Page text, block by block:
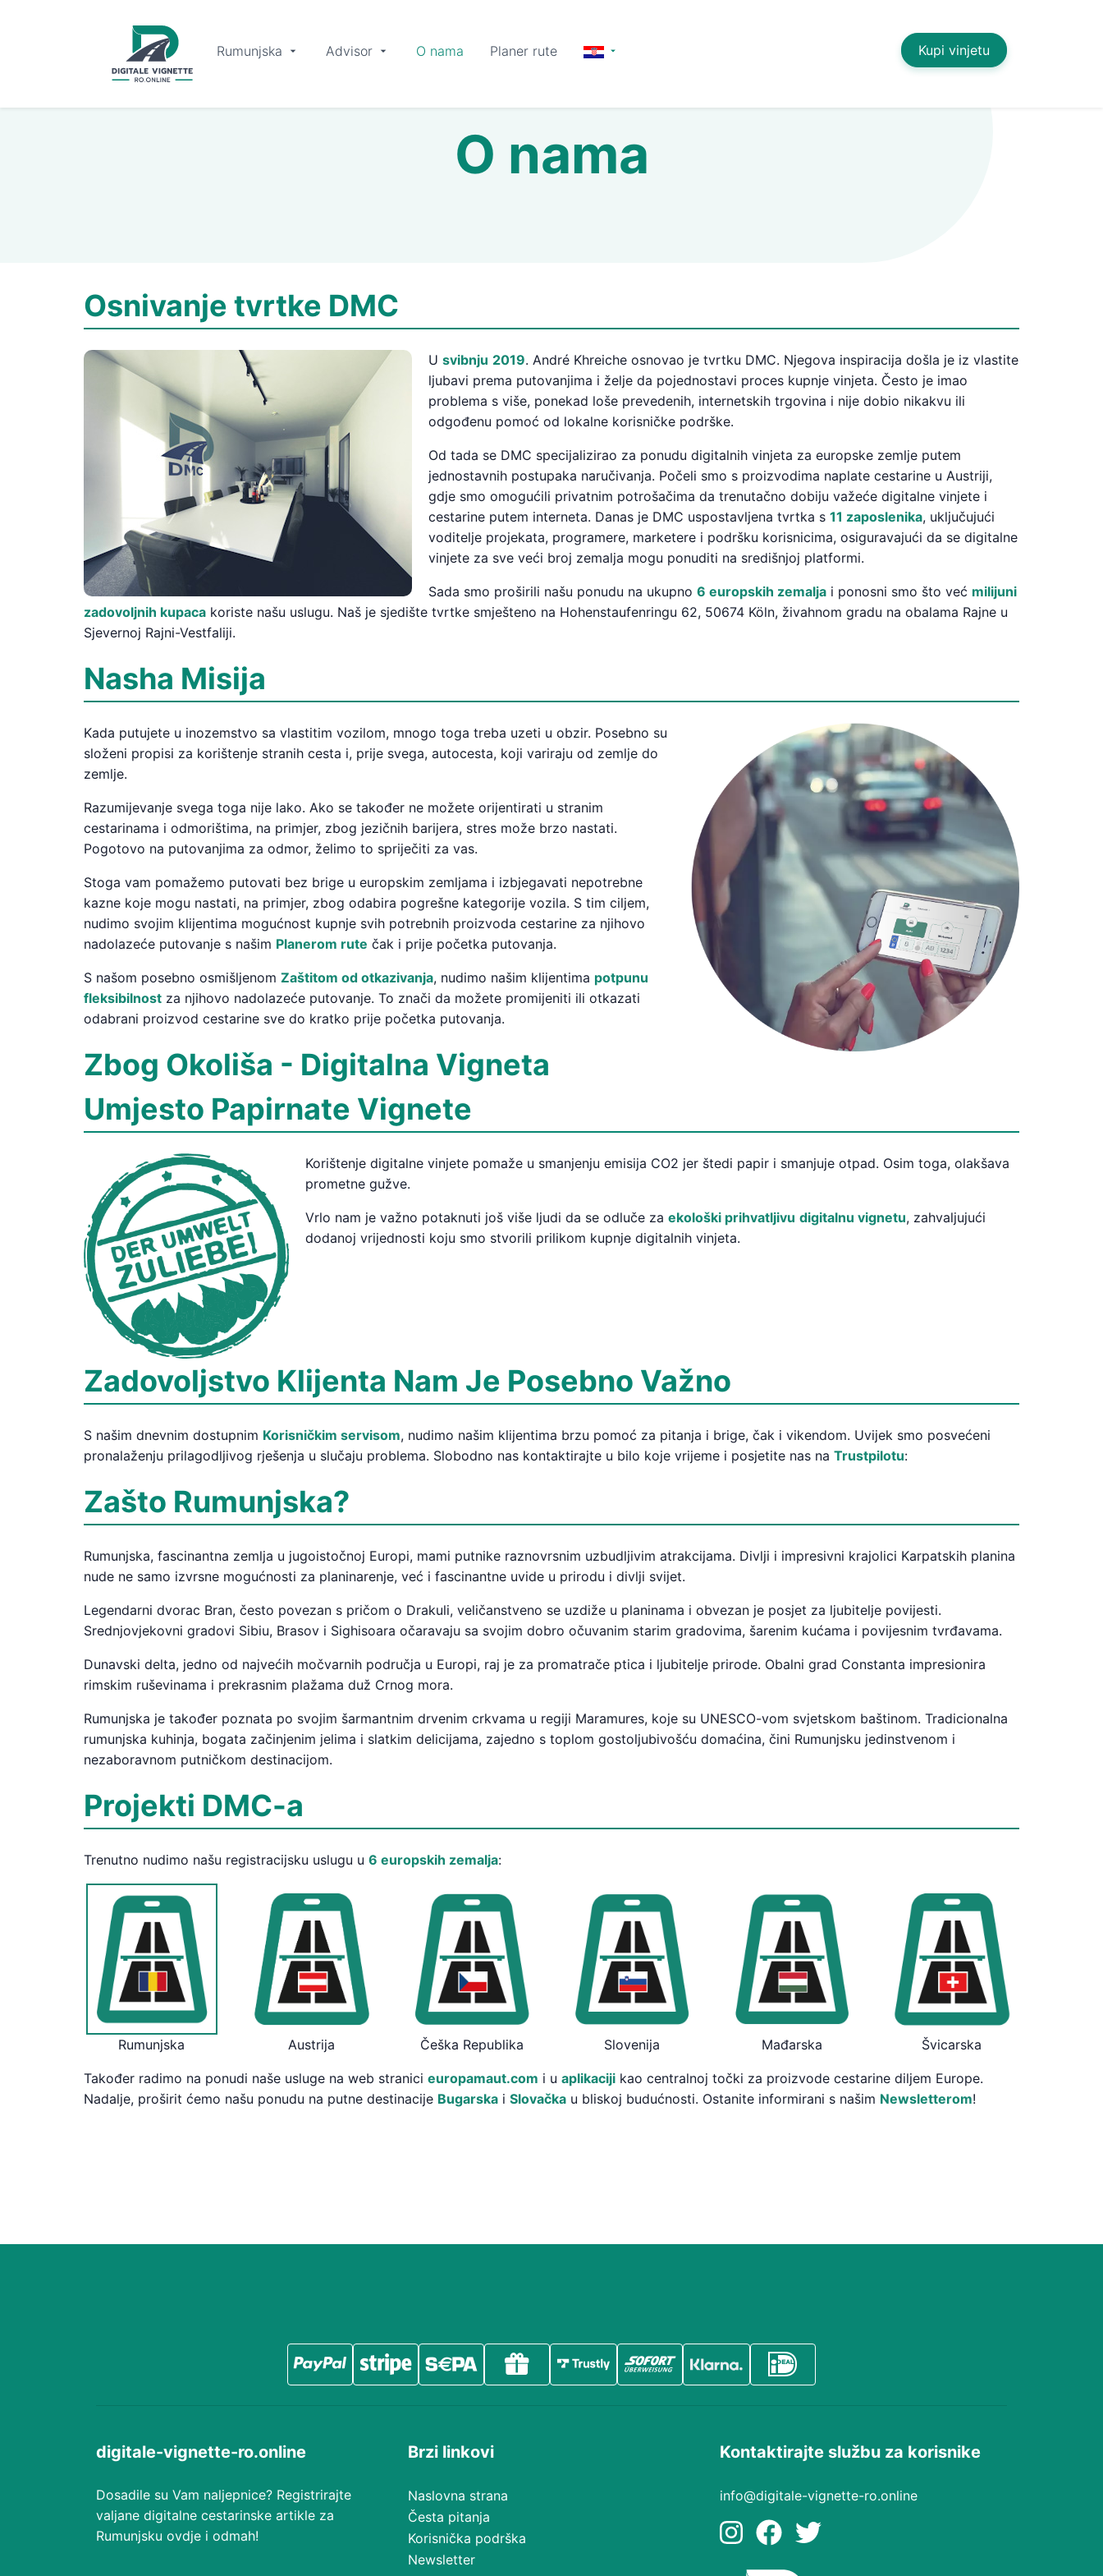
Rumunjska Kupi vinjetu
Advisor O nama Planer rute
O nama
Osnivanje tvrtke DMC
U svibnju 2019. André Khreiche osnovao je tvrtku DMC. Njegova inspiracija došla je iz vlastite
ljubavi prema putovanjima i želje da pojednostavi proces kupnje vinjeta. Često je imao
problema s više, ponekad loše prevedenih, internetskih trgovina i nije dobio nikakvu ili
odgođenu pomoć od lokalne korisničke podrške.
Od tada se DMC specijalizirao za ponudu digitalnih vinjeta za europske zemlje putem
jednostavnih postupaka naručivanja. Počeli smo s proizvodima naplate cestarine u Austriji,
gdje smo omogućili privatnim potrošačima da trenutačno dobiju važeće digitalne vinjete i
cestarine putem interneta. Danas je DMC uspostavljena tvrtka s 11 zaposlenika, uključujući
voditelje projekata, programere, marketere i podršku korisnicima, osiguravajući da se digitalne
vinjete za sve veći broj zemalja mogu ponuditi na središnjoj platformi.
Sada smo proširili našu ponudu na ukupno 6 europskih zemalja i ponosni smo što već milijuni
zadovoljnih kupaca koriste našu uslugu. Naš je sjedište tvrtke smješteno na Hohenstaufenringu 62, 50674 Köln, živahnom gradu na obalama Rajne u
Sjevernoj Rajni-Vestfaliji.
Nasha Misija
Kada putujete u inozemstvo sa vlastitim vozilom, mnogo toga treba uzeti u obzir. Posebno su
složeni propisi za korištenje stranih cesta i, prije svega, autocesta, koji variraju od zemlje do
zemlje.
Razumijevanje svega toga nije lako. Ako se također ne možete orijentirati u stranim
cestarinama i odmorištima, na primjer, zbog jezičnih barijera, stres može brzo nastati.
Pogotovo na putovanjima za odmor, želimo to spriječiti za vas.
Stoga vam pomažemo putovati bez brige u europskim zemljama i izbjegavati nepotrebne
kazne koje mogu nastati, na primjer, zbog odabira pogrešne kategorije vozila. S tim ciljem,
nudimo svojim klijentima mogućnost kupnje svih potrebnih proizvoda cestarine za njihovo
nadolazeće putovanje s našim Planerom rute čak i prije početka putovanja.
S našom posebno osmišljenom Zaštitom od otkazivanja, nudimo našim klijentima potpunu
fleksibilnost za njihovo nadolazeće putovanje. To znači da možete promijeniti ili otkazati
odabrani proizvod cestarine sve do kratko prije početka putovanja.
Zbog Okoliša - Digitalna Vigneta
Umjesto Papirnate Vignete
Korištenje digitalne vinjete pomaže u smanjenju emisija CO2 jer štedi papir i smanjuje otpad. Osim toga, olakšava
prometne gužve.
Vrlo nam je važno potaknuti još više ljudi da se odluče za ekološki prihvatljivu digitalnu vignetu, zahvaljujući
dodanoj vrijednosti koju smo stvorili prilikom kupnje digitalnih vinjeta.
Zadovoljstvo Klijenta Nam Je Posebno Važno
S našim dnevnim dostupnim Korisničkim servisom, nudimo našim klijentima brzu pomoć za pitanja i brige, čak i vikendom. Uvijek smo posvećeni
pronalaženju prilagodljivog rješenja u slučaju problema. Slobodno nas kontaktirajte u bilo koje vrijeme i posjetite nas na Trustpilotu:
Zašto Rumunjska?
Rumunjska, fascinantna zemlja u jugoistočnoj Europi, mami putnike raznovrsnim uzbudljivim atrakcijama. Divlji i impresivni krajolici Karpatskih planina
nude ne samo izvrsne mogućnosti za planinarenje, već i fascinantne uvide u prirodu i divlji svijet.
Legendarni dvorac Bran, često povezan s pričom o Drakuli, veličanstveno se uzdiže u planinama i obvezan je posjet za ljubitelje povijesti.
Srednjovjekovni gradovi Sibiu, Brasov i Sighisoara očaravaju sa svojim dobro očuvanim starim gradovima, šarenim kućama i povijesnim tvrđavama.
Dunavski delta, jedno od najvećih močvarnih područja u Europi, raj je za promatrače ptica i ljubitelje prirode. Obalni grad Constanta impresionira
rimskim ruševinama i prekrasnim plažama duž Crnog mora.
Rumunjska je također poznata po svojim šarmantnim drvenim crkvama u regiji Maramures, koje su UNESCO-vom svjetskom baštinom. Tradicionalna
rumunjska kuhinja, bogata začinjenim jelima i slatkim delicijama, zajedno s toplom gostoljubivošću domaćina, čini Rumunjsku jedinstvenom i
nezaboravnom putničkom destinacijom.
Projekti DMC-a
Trenutno nudimo našu registracijsku uslugu u 6 europskih zemalja:
Rumunjska Austrija Češka Republika Slovenija Mađarska Švicarska
Također radimo na ponudi naše usluge na web stranici europamaut.com i u aplikaciji kao centralnoj točki za proizvode cestarine diljem Europe.
Nadalje, proširit ćemo našu ponudu na putne destinacije Bugarska i Slovačka u bliskoj budućnosti. Ostanite informirani s našim Newsletterom!
digitale-vignette-ro.online
Dosadile su Vam naljepnice? Registrirajte
valjane digitalne cestarinske artikle za
Rumunjsku ovdje i odmah!
Brzi linkovi
Naslovna strana
Česta pitanja
Korisnička podrška
Newsletter
Kontaktirajte službu za korisnike
info@digitale-vignette-ro.online